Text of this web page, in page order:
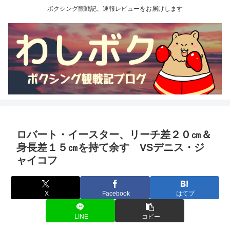
ボクシング観戦記、速報レビューをお届けします
ロバート・イースター、リーチ差２０㎝＆
身長差１５㎝を持て余す VSデニス・ジ
ャイコフ
X Facebook はてブ
LINE コピー